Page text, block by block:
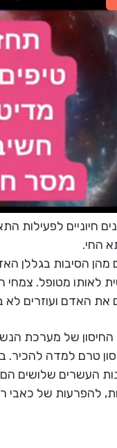
חיוניים לפעילות
החי.
הסיבות בגללן
לאותו מטופל. צמחי
את האדם ועוזרים לא
של מערכת
טרם למדה להכיר.
העשרים שלושים הם
להפרעות של כאבי